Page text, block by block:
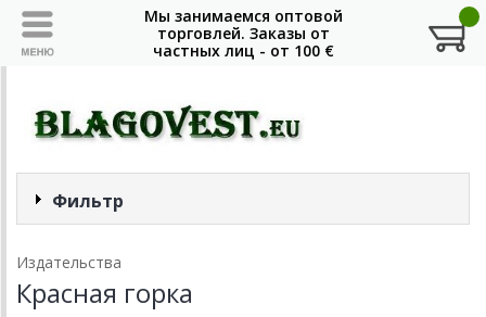
Фильтр
Издательства
Красная горка